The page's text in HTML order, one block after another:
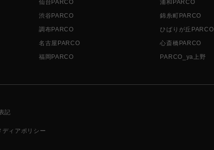
仙台PARCO
浦和PARCO
渋谷PARCO
錦糸町PARCO
調布PARCO
ひばりが丘PARCO
名古屋PARCO
心斎橋PARCO
福岡PARCO PARCO_ya上野
記
ディアポリシー